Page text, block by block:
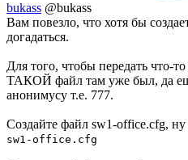
bukass @bukass
Вам повезло, что хотя бы
догадаться.
Для того, чтобы передать что-
ТАКОЙ файл там уже был, да
анонимусу т.е. 777.
Создайте файл sw1-office.cfg, ну
sw1-office.cfg